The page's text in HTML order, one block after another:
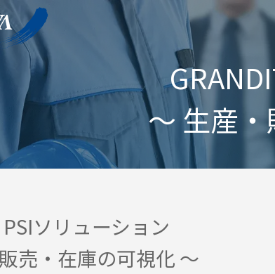
～ 生産
ソリューション
売・在庫の可視化 ～